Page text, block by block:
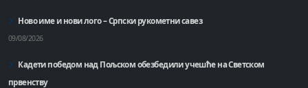
Ново име и нови лого – Српски рукометни савез
09/08/2026
Кадети победом над Пољском обезбедили учешће на Светском
првенству